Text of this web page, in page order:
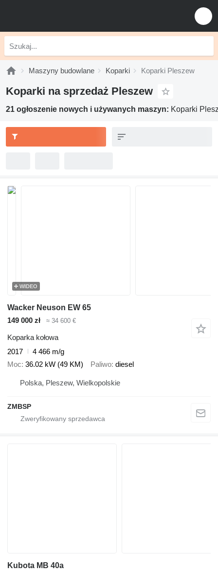
Maszyny budowlane Koparki Koparki Pleszew
Koparki na sprzedaż Pleszew
21 ogłoszenie nowych i używanych maszyn: Koparki
WIDEO
Wacker Neuson EW 65
149 000 zł
≈ 34 600 €
Koparka kołowa
2017
4 466 m/g
Moc 36.02 kW (49 KM) Paliwo diesel
Polska, Pleszew, Wielkopolskie
ZMBSP
Kubota MB 40a